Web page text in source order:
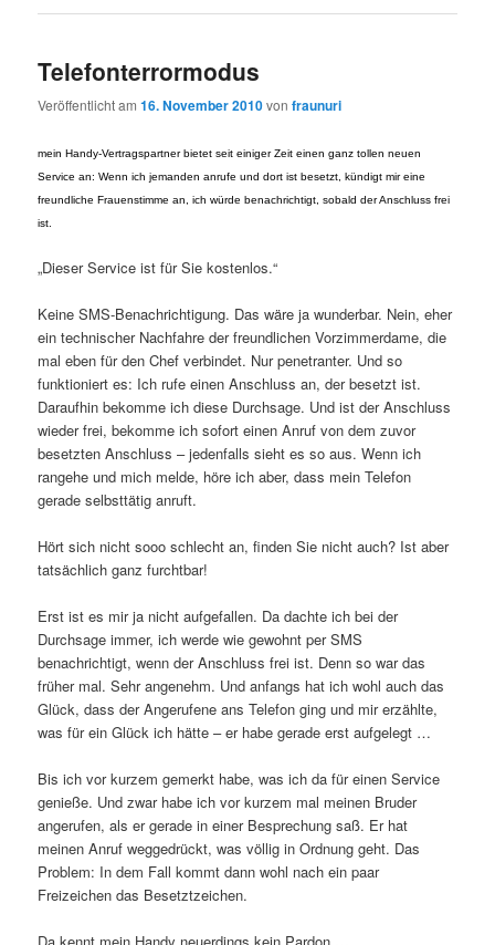
Telefonterrormodus
Veröffentlicht am16. November 2010vonfraunuri
mein Handy-Vertragspartner bietet seit einiger Zeit einen ganz tollen neuen
Service an: Wenn ich jemanden anrufe und dort ist besetzt, kündigt mir eine
freundliche Frauenstimme an, ich würde benachrichtigt, sobald der Anschluss frei
ist.
„Dieser Service ist für Sie kostenlos.“
Keine SMS-Benachrichtigung. Das wäre ja wunderbar. Nein, eher
ein technischer Nachfahre der freundlichen Vorzimmerdame, die
mal eben für den Chef verbindet. Nur penetranter. Und so
funktioniert es: Ich rufe einen Anschluss an, der besetzt ist.
Daraufhin bekomme ich diese Durchsage. Und ist der Anschluss
wieder frei, bekomme ich sofort einen Anruf von dem zuvor
besetzten Anschluss – jedenfalls sieht es so aus. Wenn ich
rangehe und mich melde, höre ich aber, dass mein Telefon
gerade selbsttätig anruft.
Hört sich nicht sooo schlecht an, finden Sie nicht auch? Ist aber
tatsächlich ganz furchtbar!
Erst ist es mir ja nicht aufgefallen. Da dachte ich bei der
Durchsage immer, ich werde wie gewohnt per SMS
benachrichtigt, wenn der Anschluss frei ist. Denn so war das
früher mal. Sehr angenehm. Und anfangs hat ich wohl auch das
Glück, dass der Angerufene ans Telefon ging und mir erzählte,
was für ein Glück ich hätte – er habe gerade erst aufgelegt …
Bis ich vor kurzem gemerkt habe, was ich da für einen Service
genieße. Und zwar habe ich vor kurzem mal meinen Bruder
angerufen, als er gerade in einer Besprechung saß. Er hat
meinen Anruf weggedrückt, was völlig in Ordnung geht. Das
Problem: In dem Fall kommt dann wohl nach ein paar
Freizeichen das Besetztzeichen.